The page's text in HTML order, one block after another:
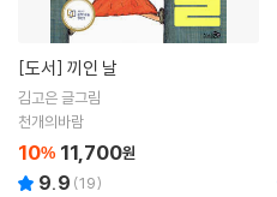
[도서] 끼인 날
김고은 글그림
천개의바람
10% 11,700원
9.9 (19)